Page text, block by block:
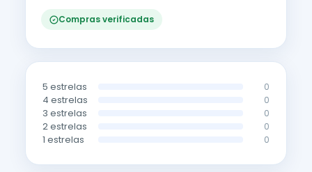
Compras verificadas
5 estrelas 0
4 estrelas 0
3 estrelas 0
2 estrelas 0
1 estrelas 0